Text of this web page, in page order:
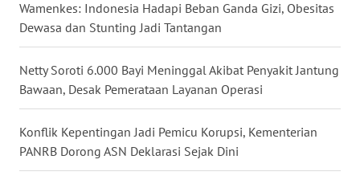
Wamenkes: Indonesia Hadapi Beban Ganda Gizi, Obesitas
Dewasa dan Stunting Jadi Tantangan
Netty Soroti 6.000 Bayi Meninggal Akibat Penyakit Jantung
Bawaan, Desak Pemerataan Layanan Operasi
Konflik Kepentingan Jadi Pemicu Korupsi, Kementerian
PANRB Dorong ASN Deklarasi Sejak Dini
WN
SULUT
WN
MALUKU
WN
MALUT